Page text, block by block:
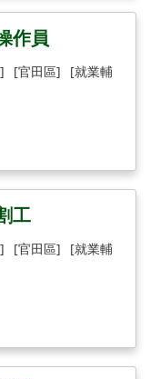
作員
[官田區]
[就業輔
工
[官田區]
[就業輔